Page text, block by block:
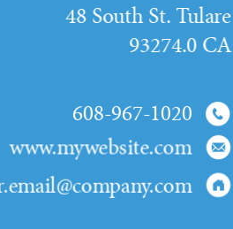
608-967-1020
www.mywebsite.com
48 South St. Tulare
93274.0 CA